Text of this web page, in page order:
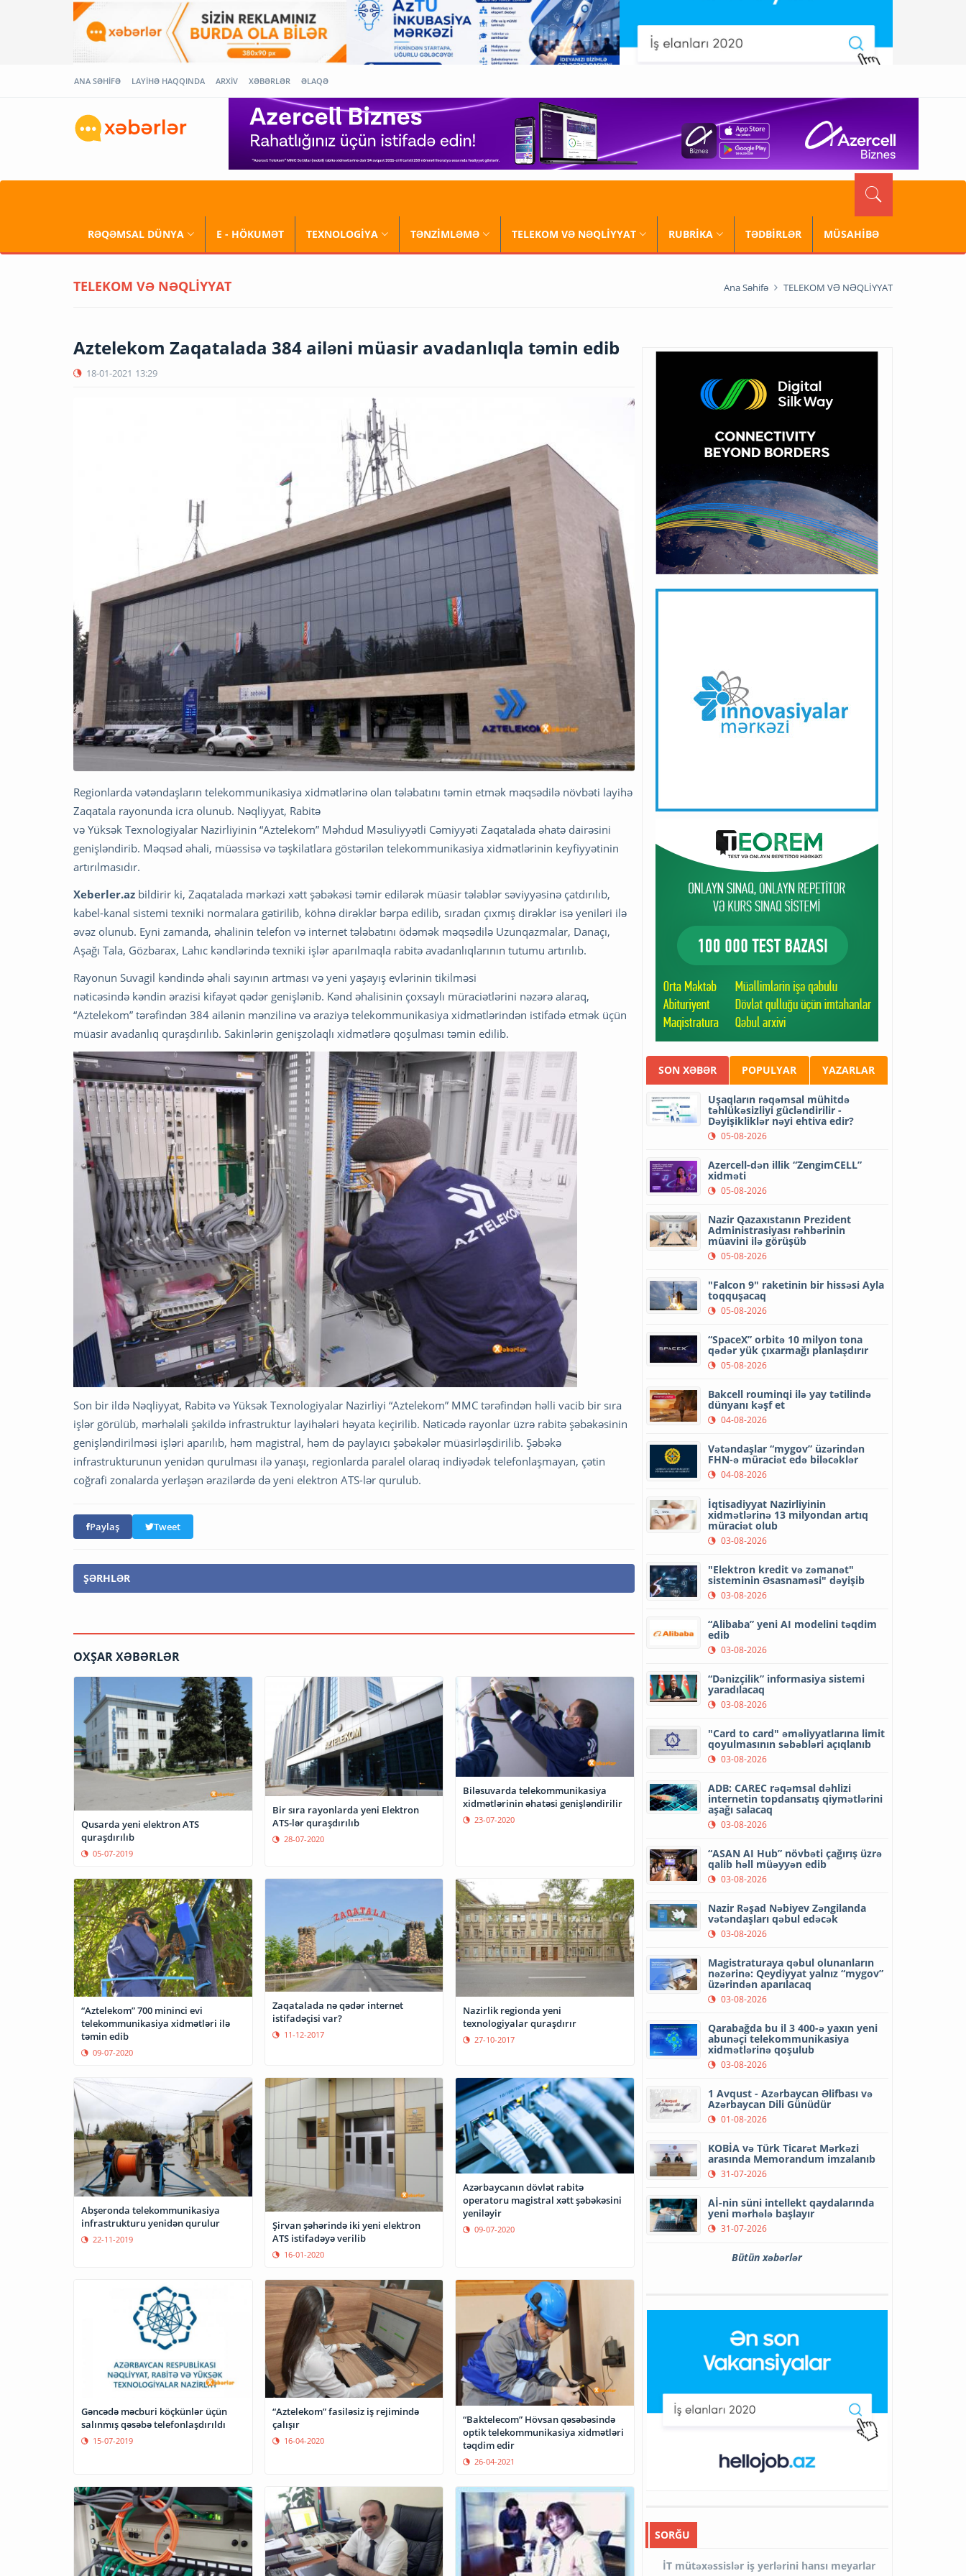
ANA SƏHİFƏ LAYİHƏ HAQQINDA ARXİV XƏBƏRLƏR ƏLAQƏ
RƏQƏMSAL DÜNYA E - HÖKUMƏT TEXNOLOGİYA TƏNZİMLƏMƏ TELEKOM VƏ NƏQLİYYAT RUBRİKA TƏDBİRLƏR MÜSAHİBƏ
TELEKOM VƏ NƏQLİYYAT Ana Səhifə TELEKOM VƏ NƏQLİYYAT
Aztelekom Zaqatalada 384 ailəni müasir avadanlıqla təmin edib
18-01-2021 13:29
Regionlarda vətəndaşların telekommunikasiya xidmətlərinə olan tələbatını təmin etmək məqsədilə növbəti layihə
Zaqatala rayonunda icra olunub. Nəqliyyat, Rabitə
və Yüksək Texnologiyalar Nazirliyinin “Aztelekom” Məhdud Məsuliyyətli Cəmiyyəti Zaqatalada əhatə dairəsini
genişləndirib. Məqsəd əhali, müəssisə və təşkilatlara göstərilən telekommunikasiya xidmətlərinin keyfiyyətinin
artırılmasıdır.
Xeberler.az bildirir ki, Zaqatalada mərkəzi xətt şəbəkəsi təmir edilərək müasir tələblər səviyyəsinə çatdırılıb,
kabel-kanal sistemi texniki normalara gətirilib, köhnə dirəklər bərpa edilib, sıradan çıxmış dirəklər isə yeniləri ilə
əvəz olunub. Eyni zamanda, əhalinin telefon və internet tələbatını ödəmək məqsədilə Uzunqazmalar, Danaçı,
Aşağı Tala, Gözbarax, Lahıc kəndlərində texniki işlər aparılmaqla rabitə avadanlıqlarının tutumu artırılıb.
Rayonun Suvagil kəndində əhali sayının artması və yeni yaşayış evlərinin tikilməsi
nəticəsində kəndin ərazisi kifayət qədər genişlənib. Kənd əhalisinin çoxsaylı müraciətlərini nəzərə alaraq,
“Aztelekom” tərəfindən 384 ailənin mənzilinə və əraziyə telekommunikasiya xidmətlərindən istifadə etmək üçün
müasir avadanlıq quraşdırılıb. Sakinlərin genişzolaqlı xidmətlərə qoşulması təmin edilib.
Son bir ildə Nəqliyyat, Rabitə və Yüksək Texnologiyalar Nazirliyi “Aztelekom” MMC tərəfindən həlli vacib bir sıra
işlər görülüb, mərhələli şəkildə infrastruktur layihələri həyata keçirilib. Nəticədə rayonlar üzrə rabitə şəbəkəsinin
genişləndirilməsi işləri aparılıb, həm magistral, həm də paylayıcı şəbəkələr müasirləşdirilib. Şəbəkə
infrastrukturunun yenidən qurulması ilə yanaşı, regionlarda paralel olaraq indiyədək telefonlaşmayan, çətin
coğrafi zonalarda yerləşən ərazilərdə də yeni elektron ATS-lər qurulub.
Paylaş Tweet
ŞƏRHLƏR
OXŞAR XƏBƏRLƏR
Qusarda yeni elektron ATS
quraşdırılıb
05-07-2019
Bir sıra rayonlarda yeni Elektron
ATS-lər quraşdırılıb
28-07-2020
Biləsuvarda telekommunikasiya
xidmətlərinin əhatəsi genişləndirilir
23-07-2020
“Aztelekom” 700 mininci evi
telekommunikasiya xidmətləri ilə
təmin edib
09-07-2020
Zaqatalada nə qədər internet
istifadəçisi var?
11-12-2017
Nazirlik regionda yeni
texnologiyalar quraşdırır
27-10-2017
Abşeronda telekommunikasiya
infrastrukturu yenidən qurulur
22-11-2019
Şirvan şəhərində iki yeni elektron
ATS istifadəyə verilib
16-01-2020
Azərbaycanın dövlət rabitə
operatoru magistral xətt şəbəkəsini
yeniləyir
09-07-2020
Gəncədə məcburi köçkünlər üçün
salınmış qəsəbə telefonlaşdırıldı
15-07-2019
“Aztelekom” fasiləsiz iş rejimində
çalışır
16-04-2020
“Baktelecom” Hövsan qəsəbəsində
optik telekommunikasiya xidmətləri
təqdim edir
26-04-2021
SON XƏBƏR POPULYAR YAZARLAR
Uşaqların rəqəmsal mühitdə
təhlükəsizliyi gücləndirilir -
Dəyişikliklər nəyi ehtiva edir?
05-08-2026
Azercell-dən illik “ZengimCELL”
xidməti
05-08-2026
Nazir Qazaxıstanın Prezident
Administrasiyası rəhbərinin
müavini ilə görüşüb
05-08-2026
"Falcon 9" raketinin bir hissəsi Ayla
toqquşacaq
05-08-2026
“SpaceX” orbitə 10 milyon tona
qədər yük çıxarmağı planlaşdırır
05-08-2026
Bakcell rouminqi ilə yay tətilində
dünyanı kəşf et
04-08-2026
Vətəndaşlar “mygov” üzərindən
FHN-ə müraciət edə biləcəklər
04-08-2026
İqtisadiyyat Nazirliyinin
xidmətlərinə 13 milyondan artıq
müraciət olub
03-08-2026
"Elektron kredit və zəmanət"
sisteminin Əsasnaməsi" dəyişib
03-08-2026
“Alibaba” yeni AI modelini təqdim
edib
03-08-2026
“Dənizçilik” informasiya sistemi
yaradılacaq
03-08-2026
"Card to card" əməliyyatlarına limit
qoyulmasının səbəbləri açıqlanıb
03-08-2026
ADB: CAREC rəqəmsal dəhlizi
internetin topdansatış qiymətlərini
aşağı salacaq
03-08-2026
“ASAN AI Hub” növbəti çağırış üzrə
qalib həll müəyyən edib
03-08-2026
Nazir Rəşad Nəbiyev Zəngilanda
vətəndaşları qəbul edəcək
03-08-2026
Magistraturaya qəbul olunanların
nəzərinə: Qeydiyyat yalnız “mygov”
üzərindən aparılacaq
03-08-2026
Qarabağda bu il 3 400-ə yaxın yeni
abunəçi telekommunikasiya
xidmətlərinə qoşulub
03-08-2026
1 Avqust - Azərbaycan Əlifbası və
Azərbaycan Dili Günüdür
01-08-2026
KOBİA və Türk Ticarət Mərkəzi
arasında Memorandum imzalanıb
31-07-2026
Aİ-nin süni intellekt qaydalarında
yeni mərhələ başlayır
31-07-2026
Bütün xəbərlər
SORĞU
İT mütəxəssislər iş yerlərini hansı meyarlar